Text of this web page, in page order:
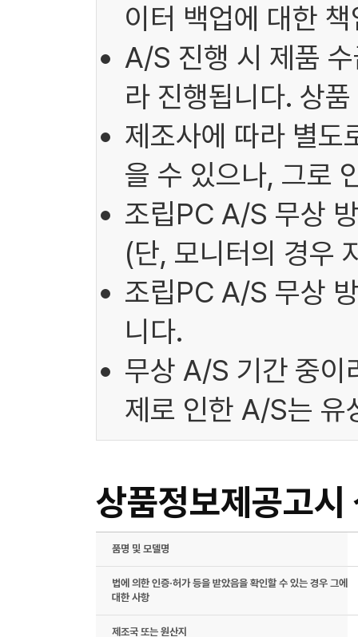
이터 백업에 대한
A/S 진행 시 제품
라 진행됩니다. 상
제조사에 따라 별
을 수 있으나, 그로
조립PC A/S 무상
(단, 모니터의 경우
조립PC A/S 무상
니다.
무상 A/S 기간 중이
제로 인한 A/S는 유
상품정보제공고시
품명 및 모델명
법에 의한 인증·허가 등을 받았음을 확인할 수 있는 경우 그에
대한 사항
제조국 또는 원산지